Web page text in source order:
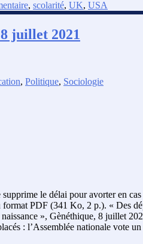
, scolarité, UK, USA
juillet 2021
, Politique, Sociologie
le délai pour avorter en
PDF (341 Ko, 2 p.). « Des
naissance », Gènéthique, 8 juillet
: l’Assemblée nationale vote